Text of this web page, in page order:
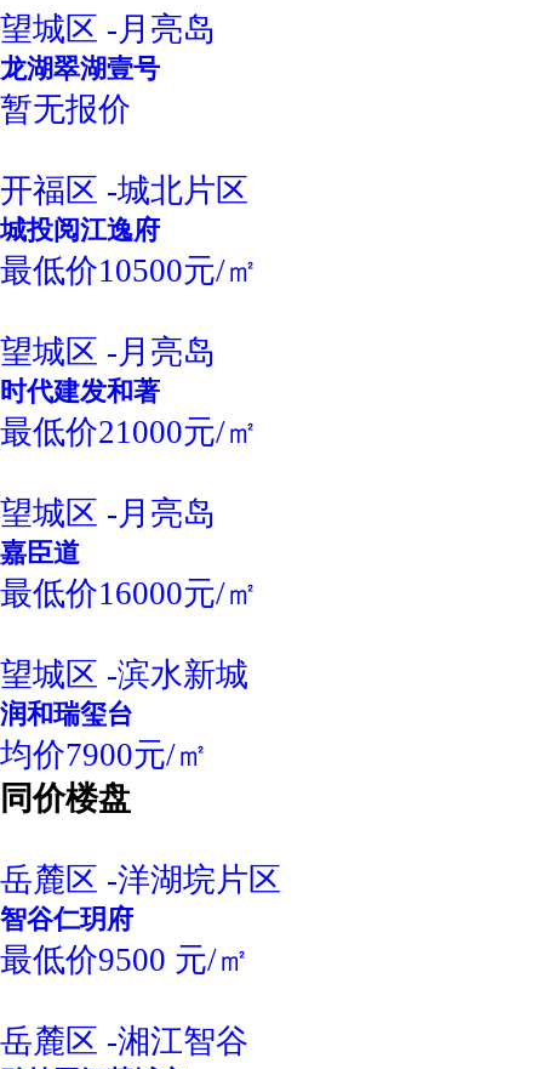
望城区 -月亮岛
龙湖翠湖壹号
暂无报价
开福区 -城北片区
城投阅江逸府
最低价10500元/㎡
望城区 -月亮岛
时代建发和著
最低价21000元/㎡
望城区 -月亮岛
嘉臣道
最低价16000元/㎡
望城区 -滨水新城
润和瑞玺台
均价7900元/㎡
同价楼盘
岳麓区 -洋湖垸片区
智谷仁玥府
最低价9500 元/㎡
岳麓区 -湘江智谷